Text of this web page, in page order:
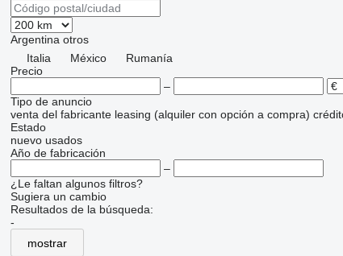
Argentina otros
Italia
México
Rumanía
Precio
–
Tipo de anuncio
venta del fabricante leasing (alquiler con opción a compra)
Estado
nuevo usados
Año de fabricación
–
¿Le faltan algunos filtros?
Sugiera un cambio
Resultados de la búsqueda:
-
mostrar